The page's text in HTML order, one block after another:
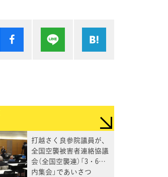
シェア Lineで送る
打越さく良参院議員が、
全国空襲被害者連絡協議
会（全国空襲連）「3・6院
内集会」であいさつ